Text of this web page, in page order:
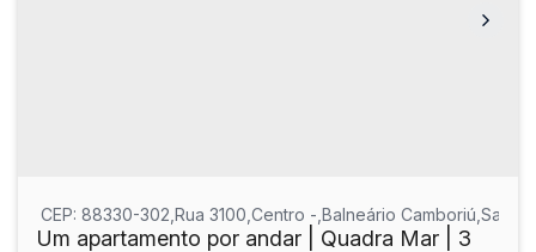
Um apartamento por andar | Quadra Mar | 3
CEP: 88330-302 Rua 3100 Centro Balneário Camboriú Santa